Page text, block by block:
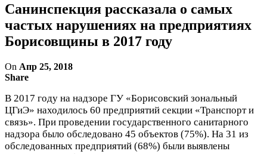
Санинспекция рассказала о самых
частых нарушениях на предприятиях
Борисовщины в 2017 году
On Апр 25, 2018
Share
В 2017 году на надзоре ГУ «Борисовский зональный
ЦГиЭ» находилось 60 предприятий секции «Транспорт и
связь». При проведении государственного санитарного
надзора было обследовано 45 объектов (75%). На 31 из
обследованных предприятий (68%) были выявлены